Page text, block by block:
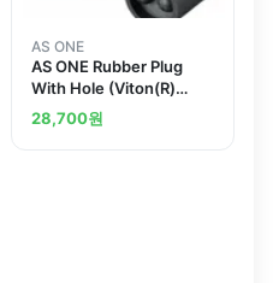
AS ONE
AS ONE Rubber Plug
With Hole (Viton(R)
Plug) No.8and others
28,700원